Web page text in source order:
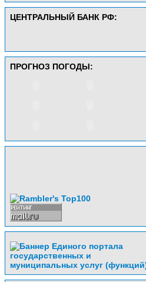
ЦЕНТРАЛЬНЫЙ БАНК РФ:
ПРОГНОЗ ПОГОДЫ: